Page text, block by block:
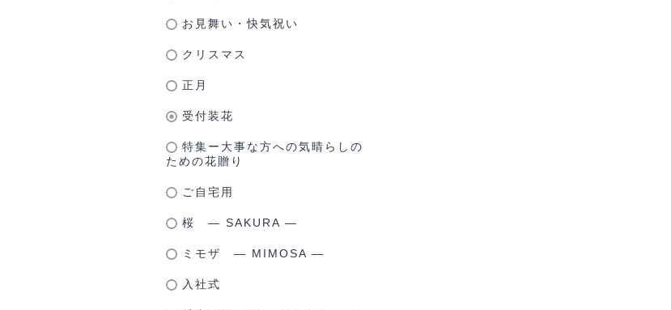
お見舞い・快気祝い
クリスマス
正月
受付装花
特集ー大事な方への気晴らしの
ための花贈り
ご自宅用
桜 ― SAKURA ―
ミモザ ― MIMOSA ―
入社式